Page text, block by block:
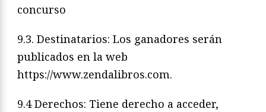
concurso
9.3. Destinatarios: Los ganadores serán
publicados en la web
https://www.zendalibros.com.
9.4 Derechos: Tiene derecho a acceder,